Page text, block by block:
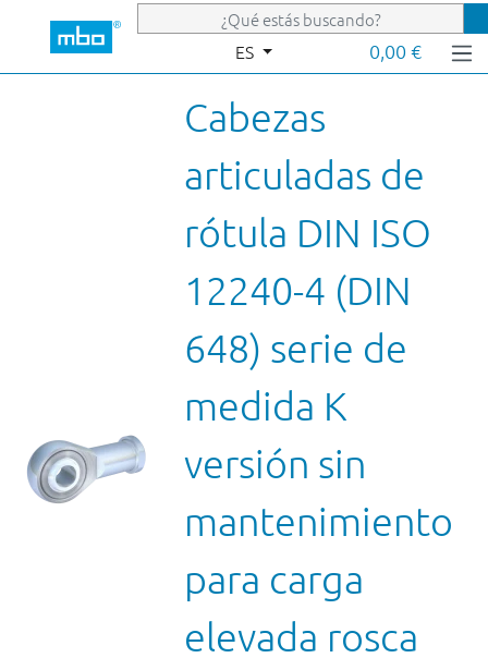
Saltar al contenido principal
ES 0,00 €
Cabezas
articuladas de
rótula DIN ISO
12240-4 (DIN
648) serie de
medida K
versión sin
mantenimiento
para carga
elevada rosca